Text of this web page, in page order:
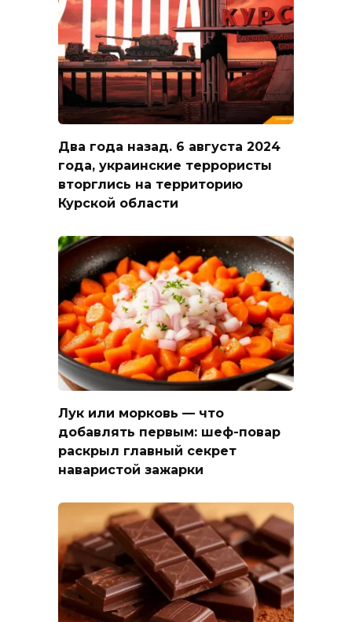
Два года назад. 6 августа 2024
года, украинские террористы
вторглись на территорию
Курской области
Лук или морковь — что
добавлять первым: шеф-повар
раскрыл главный секрет
наваристой зажарки